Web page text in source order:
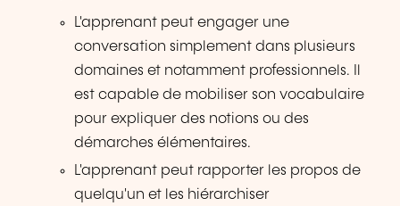
L'apprenant peut engager une
conversation simplement dans plusieurs
domaines et notamment professionnels. Il
est capable de mobiliser son vocabulaire
pour expliquer des notions ou des
démarches élémentaires.
L'apprenant peut rapporter les propos de
quelqu'un et les hiérarchiser